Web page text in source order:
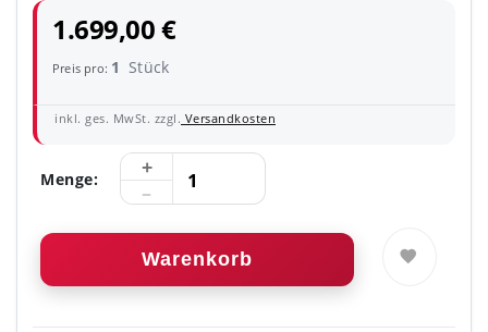
1.699,00 €
Preis pro: 1 Stück
inkl. ges. MwSt. zzgl. Versandkosten
Menge:
Warenkorb